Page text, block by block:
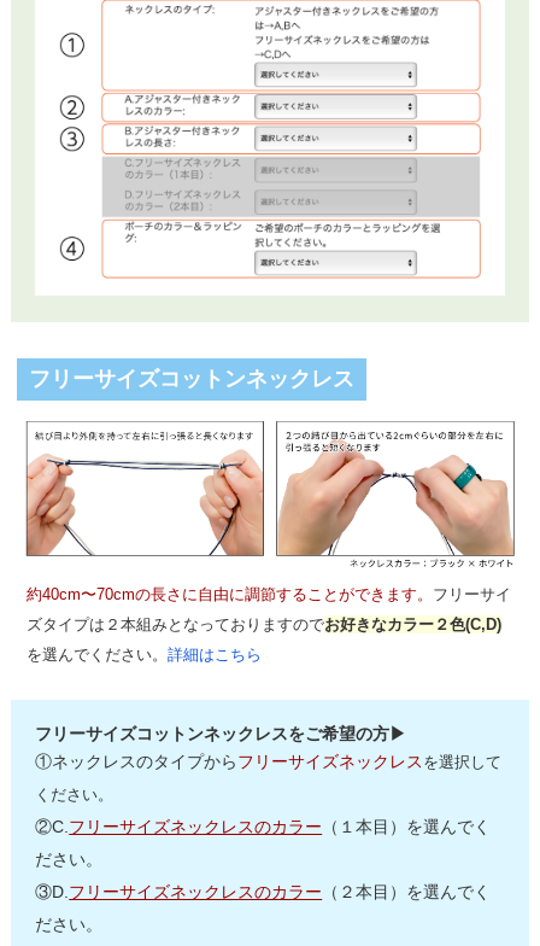
フリーサイズコットンネックレス
約40cm〜70cmの長さに自由に調節することができます。 フリーサイ
ズタイプは２本組みとなっておりますのでお好きなカラー２色(C,D)
を選んでください。 詳細はこちら
フリーサイズコットンネックレスをご希望の方▶
①ネックレスのタイプから フリーサイズネックレス を選択して
ください。
②C. フリーサイズネックレスのカラー （１本目）を選んでく
ださい。
③D. フリーサイズネックレスのカラー （２本目）を選んでく
ださい。